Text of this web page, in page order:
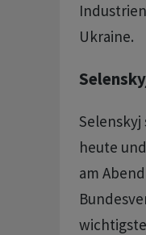
Ukraine.
Selenskyj
heute
am